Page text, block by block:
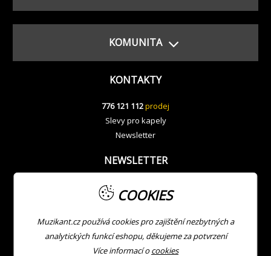
KOMUNITA
KONTAKTY
776 121 112prodej
Slevy pro kapely
Newsletter
NEWSLETTER
COOKIES
Muzikant.cz používá cookies pro zajištění nezbytných a
analytických funkcí eshopu, děkujeme za potvrzení
Více informací ocookies